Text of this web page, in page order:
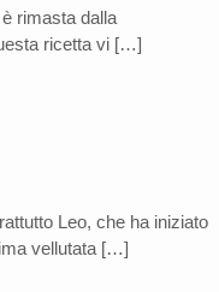
rimasta dalla
ricetta vi […]
Leo, che ha iniziato
vellutata […]